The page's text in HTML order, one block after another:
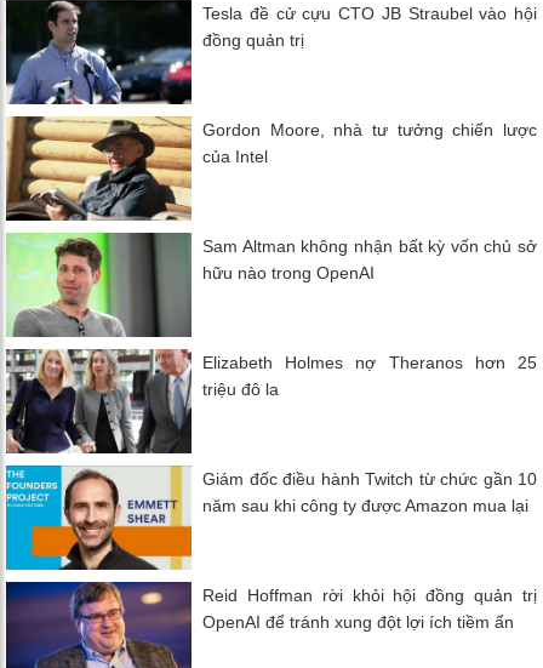
Tesla đề cử cựu CTO JB Straubel vào hội
đồng quản trị
Gordon Moore, nhà tư tưởng chiến lược
của Intel
Sam Altman không nhận bất kỳ vốn chủ sở
hữu nào trong OpenAI
Elizabeth Holmes nợ Theranos hơn 25
triệu đô la
Giám đốc điều hành Twitch từ chức gần 10
năm sau khi công ty được Amazon mua lại
Reid Hoffman rời khỏi hội đồng quản trị
OpenAI để tránh xung đột lợi ích tiềm ẩn